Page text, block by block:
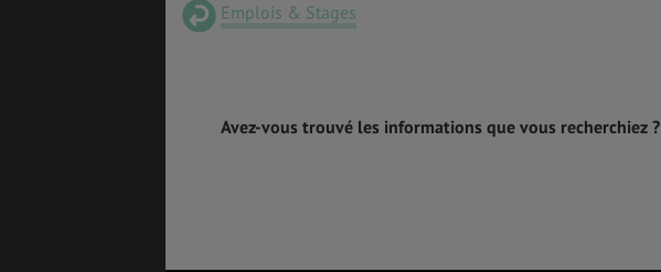
Emplois & Stages
Avez-vous trouvé les informations que vous recherchiez ?